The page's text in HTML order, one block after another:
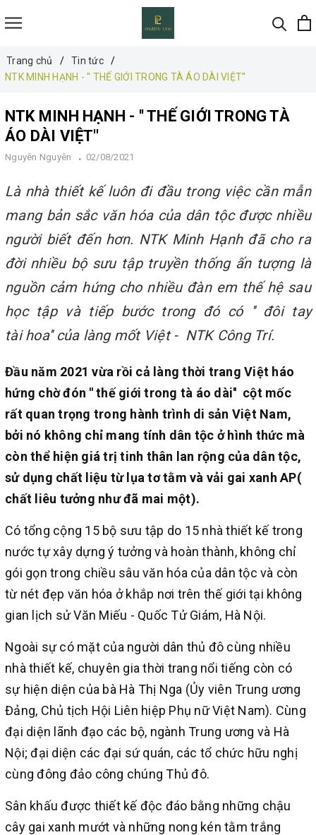
Trang chủ
Tin tức
NTK MINH HẠNH - '' THẾ GIỚI TRONG TÀ ÁO DÀI VIỆT''
NTK MINH HẠNH - '' THẾ GIỚI TRONG TÀ
ÁO DÀI VIỆT''
Nguyên Nguyên 02/08/2021
Là nhà thiết kế luôn đi đầu trong việc cần mẫn
mang bản sắc văn hóa của dân tộc được nhiều
người biết đến hơn. NTK Minh Hạnh đã cho ra
đời nhiều bộ sưu tập truyền thống ấn tượng là
nguồn cảm hứng cho nhiều đàn em thế hệ sau
học tập và tiếp bước trong đó có '' đôi tay
tài hoa'' của làng mốt Việt - NTK Công Trí.
Đầu năm 2021 vừa rồi cả làng thời trang Việt háo
hứng chờ đón '' thế giới trong tà áo dài'' cột mốc
rất quan trọng trong hành trình di sản Việt Nam,
bởi nó không chỉ mang tính dân tộc ở hình thức mà
còn thể hiện giá trị tinh thân lan rộng của dân tộc,
sử dụng chất liệu từ lụa tơ tằm và vải gai xanh AP(
chất liêu tưởng như đã mai một).
Có tổng cộng 15 bộ sưu tập do 15 nhà thiết kế trong
nước tự xây dựng ý tưởng và hoàn thành, không chỉ
gói gọn trong chiều sâu văn hóa của dân tộc và còn
từ nét đẹp văn hóa ở khắp nơi trên thế giới tại không
gian lịch sử Văn Miếu - Quốc Tử Giám, Hà Nội.
Ngoài sự có mặt của người dân thủ đô cùng nhiều
nhà thiết kế, chuyên gia thời trang nổi tiếng còn có
sự hiện diện của bà Hà Thị Nga (Ủy viên Trung ương
Đảng, Chủ tịch Hội Liên hiệp Phụ nữ Việt Nam). Cùng
đại diện lãnh đạo các bộ, ngành Trung ương và Hà
Nội; đại diện các đại sứ quán, các tổ chức hữu nghị
cùng đông đảo công chúng Thủ đô.
Sân khấu được thiết kế độc đáo bằng những chậu
cây gai xanh mướt và những nong kén tằm trắng